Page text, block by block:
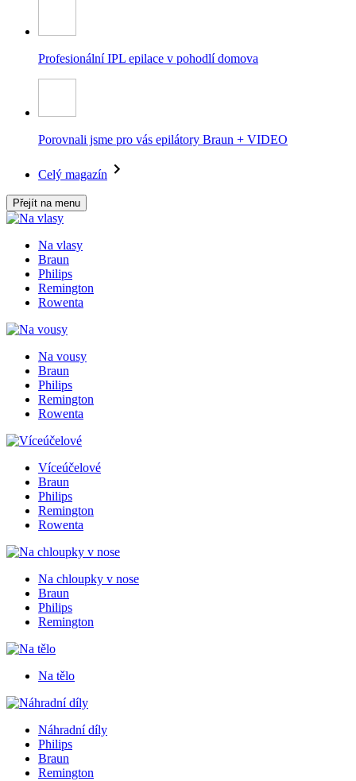
Profesionální IPL epilace v pohodlí domova
Porovnali jsme pro vás epilátory Braun + VIDEO
Celý magazín
Přejít na menu
Na vlasy
Braun
Philips
Remington
Rowenta
Na vousy
Braun
Philips
Remington
Rowenta
Víceúčelové
Braun
Philips
Remington
Rowenta
Na chloupky v nose
Braun
Philips
Remington
Na tělo
Náhradní díly
Philips
Braun
Remington